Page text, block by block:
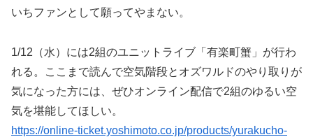
いちファンとして願ってやまない。
1/12（水）には2組のユニットライブ「有楽町蟹」が行わ
れる。ここまで読んで空気階段とオズワルドのやり取りが
気になった方には、ぜひオンライン配信で2組のゆるい空
気を堪能してほしい。
https://online-ticket.yoshimoto.co.jp/products/yurakucho-